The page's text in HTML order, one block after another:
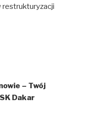
restrukturyzacji
– Twój
Dakar